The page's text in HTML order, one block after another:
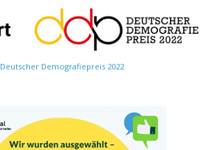
Deutscher Demografiepreis 2022